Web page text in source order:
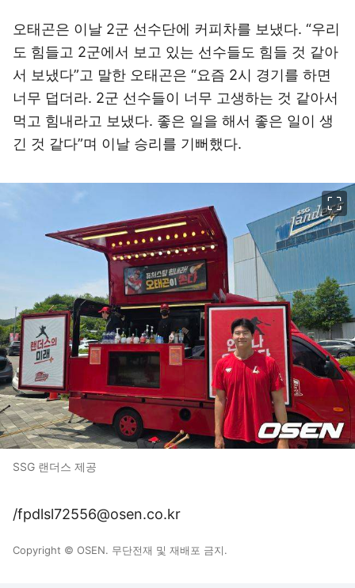
오태곤은 이날 2군 선수단에 커피차를 보냈다. “우리
도 힘들고 2군에서 보고 있는 선수들도 힘들 것 같아
서 보냈다”고 말한 오태곤은 “요즘 2시 경기를 하면
너무 덥더라. 2군 선수들이 너무 고생하는 것 같아서
먹고 힘내라고 보냈다. 좋은 일을 해서 좋은 일이 생
긴 것 같다”며 이날 승리를 기뻐했다.
SSG 랜더스 제공
/fpdlsl72556@osen.co.kr
Copyright © OSEN. 무단전재 및 재배포 금지.